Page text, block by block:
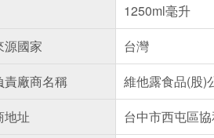
1250ml毫升
源國家
台灣
責廠商名稱
維他露食品(股)
地址
台中市西屯區